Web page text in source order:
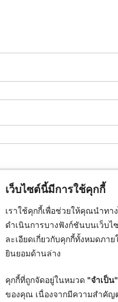
เว็บไซต์นี้มีการใช้คุกกี้
เราใช้คุกกี้เพื่อช่วยให้คุณนำทา
ดำเนินการบางฟังก์ชันบนเว็บ
ละเอียดเกี่ยวกับคุกกี้ทั้งหมดภา
ยินยอมด้านล่าง
คุกกี้ที่ถูกจัดอยู่ในหมวด "จำเป็น"
ของคุณ เนื่องจากมีความสำคั